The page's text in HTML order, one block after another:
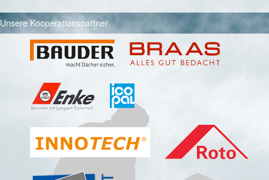
Unsere Kooperationspartner